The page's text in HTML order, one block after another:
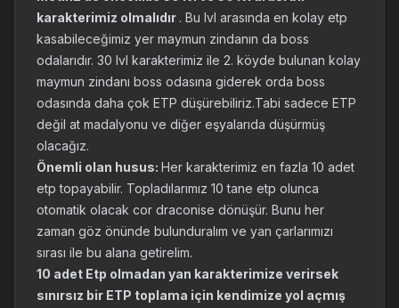
karakterimiz olmalıdır . Bu lvl arasında en kolay etp
kasabileceğimiz yer maymun zindanın da boss
odalarıdır. 30 lvl karakterimiz ile 2. köyde bulunan kolay
maymun zindanı boss odasına giderek orda boss
odasında daha çok ETP düşürebiliriz.Tabi sadece ETP
değil at madalyonu ve diğer eşyalarıda düşürmüş
olacağız.
Önemli olan husus: Her karakterimiz en fazla 10 adet
etp topayabilir. Topladılarımız 10 tane etp olunca
otomatik olacak cor draconise dönüşür. Bunu her
zaman göz önünde bulunduralım ve yan çarlarımızı
sırası ile bu alana getirelim.
10 adet Etp olmadan yan karakterimize verirsek
sınırsız bir ETP toplama için kendimize yol açmış